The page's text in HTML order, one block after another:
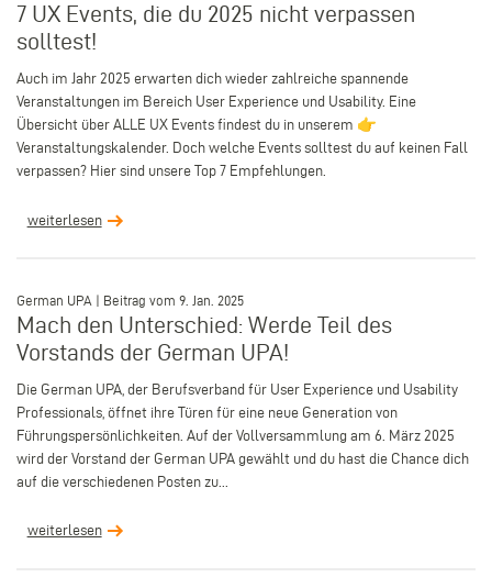
7 UX Events, die du 2025 nicht verpassen
solltest!
Auch im Jahr 2025 erwarten dich wieder zahlreiche spannende
Veranstaltungen im Bereich User Experience und Usability. Eine
Übersicht über ALLE UX Events findest du in unserem 👉
Veranstaltungskalender. Doch welche Events solltest du auf keinen Fall
verpassen? Hier sind unsere Top 7 Empfehlungen.
weiterlesen
German UPA | Beitrag vom 9. Jan. 2025
Mach den Unterschied: Werde Teil des
Vorstands der German UPA!
Die German UPA, der Berufsverband für User Experience und Usability
Professionals, öffnet ihre Türen für eine neue Generation von
Führungspersönlichkeiten. Auf der Vollversammlung am 6. März 2025
wird der Vorstand der German UPA gewählt und du hast die Chance dich
auf die verschiedenen Posten zu...
weiterlesen